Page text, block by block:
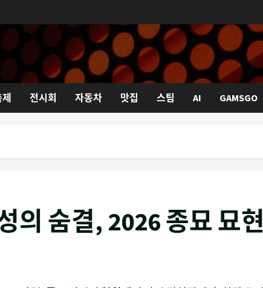
전시회 자동차 맛집 스팀 AI GAMSGO
의 숨결, 2026 종묘 묘